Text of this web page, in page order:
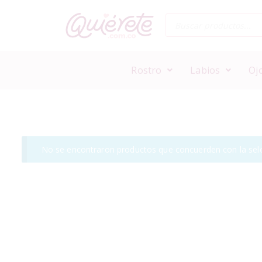
Rostro Labios
No se encontraron productos que concuerden con la